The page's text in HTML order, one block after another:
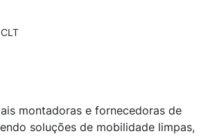
montadoras e fornecedoras de
soluções de mobilidade limpas,